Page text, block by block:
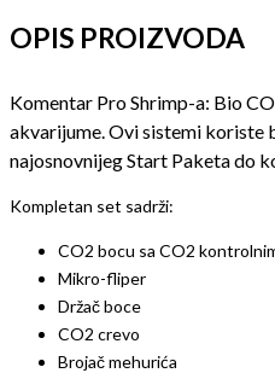
OPIS PROIZVODA
Komentar Pro Shrimp-a: Bio
akvarijume. Ovi sistemi koriste
najosnovnijeg Start Paketa do
Kompletan set sadrži:
CO2 bocu sa CO2
Mikro-fliper
Držač boce
CO2 crevo
Brojač mehurića